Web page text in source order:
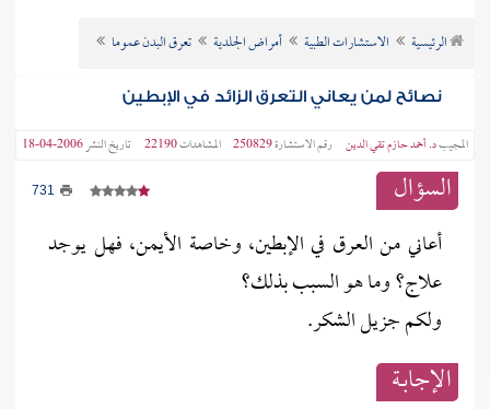
الرئيسية الاستشارات الطبية أمراض الجلدية تعرق البدن عموما
نصائح لمن يعاني التعرق الزائد في الإبطين
المجيبد. أحمد حازم تقي الدين رقم الاستشارة250829 المشاهدات22190 تاريخ النشر2006-04-18
السؤال 731
أعاني من العرق في الإبطين، وخاصة الأيمن، فهل يوجد
علاج؟ وما هو السبب بذلك؟
ولكم جزيل الشكر.
الإجابــة